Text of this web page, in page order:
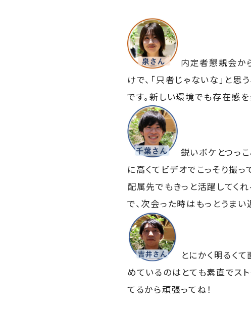
内定者懇親会か
けで、「只者じゃないな」と
です。新しい環境でも存在感
鋭いボケとつっ
に高くてビデオでこっそり撮
配属先でもきっと活躍してく
で、次会った時はもっとうまい
とにかく明るく
めているのはとても素直でス
てるから頑張ってね！